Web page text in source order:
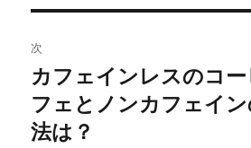
す ウ
で
開
き
ま
す
ゲ
ー
シ
ョ
稿:
次
次
の
投
カフェインレスのコ
フェとノンカフェイ
法は？